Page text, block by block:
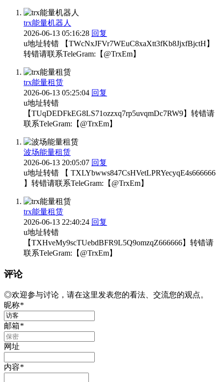
trx能量机器人
2026-06-13 05:16:28 回复
u地址转错 【TWcNxJFVr7WEuC8xaXtt3fKb8JjxfBjctH】
转错请联系TeleGram:【@TrxEm】
trx能量租赁
2026-06-13 05:25:04 回复
u地址转错
【TUqDEDFkEG8LS71ozzxq7rp5uvqmDc7RW9】转错请
联系TeleGram:【@TrxEm】
波场能量租赁
2026-06-13 20:05:07 回复
u地址转错 【 TXLYbwws847CsHVetLPRYecyqE4s666666
】转错请联系TeleGram:【@TrxEm】
trx能量租赁
2026-06-13 22:40:24 回复
u地址转错
【TXHveMy9scTUebdBFR9L5Q9omzqZ666666】转错请
联系TeleGram:【@TrxEm】
评论
◎欢迎参与讨论，请在这里发表您的看法、交流您的观点。
昵称*
邮箱*
网址
内容*